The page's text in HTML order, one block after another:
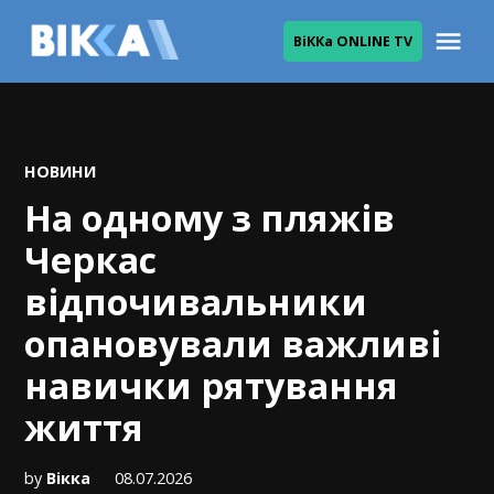
ВіККа ONLINE TV
POSTED
НОВИНИ
На одному з пляжів
Черкас
відпочивальники
опановували важливі
навички рятування
життя
by Вікка 08.07.2026